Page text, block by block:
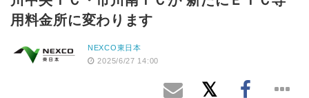
用料金所に変わります
NEXCO東日本
2025/6/27 14:00